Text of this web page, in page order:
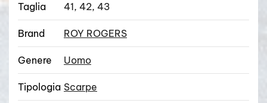
Taglia 41, 42, 43
Brand ROY ROGERS
Genere Uomo
Tipologia Scarpe